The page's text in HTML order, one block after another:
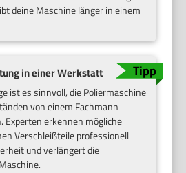
deine Maschine länger in einem
in einer Werkstatt
ist es sinnvoll, die Poliermaschine
von einem Fachmann
Experten erkennen mögliche
Verschleißteile professionell
und verlängert die